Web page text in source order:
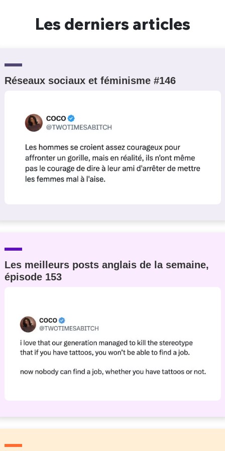
Les derniers articles
Réseaux sociaux et féminisme #146
Les meilleurs posts anglais de la semaine,
épisode 153
Un Thread